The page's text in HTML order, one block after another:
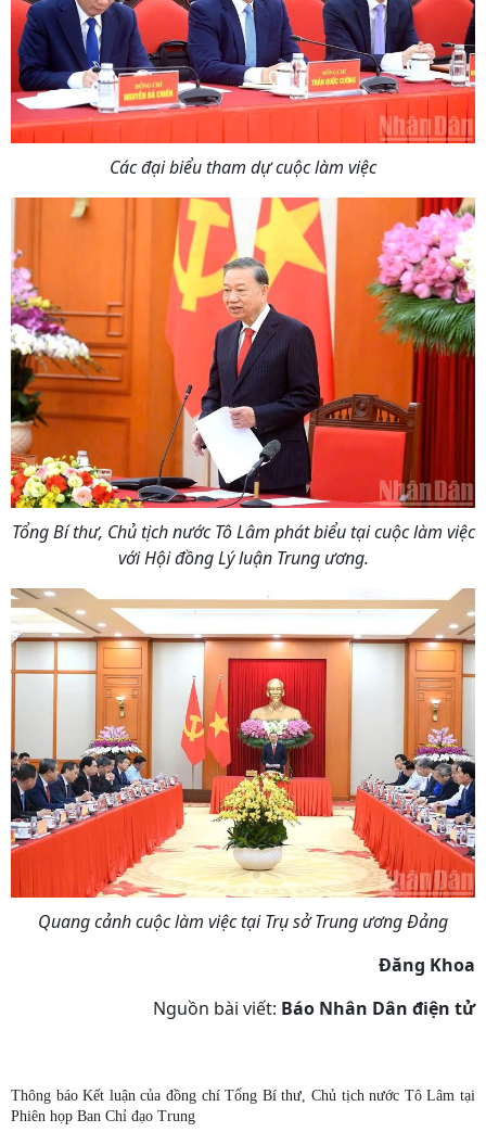
Các đại biểu tham dự cuộc làm việc
Tổng Bí thư, Chủ tịch nước Tô Lâm phát biểu tại cuộc làm việc
với Hội đồng Lý luận Trung ương.
Quang cảnh cuộc làm việc tại Trụ sở Trung ương Đảng
Đăng Khoa
Nguồn bài viết: Báo Nhân Dân điện tử
Thông báo Kết luận của đồng chí Tổng Bí thư, Chủ tịch nước Tô Lâm tại
Phiên họp Ban Chỉ đạo Trung